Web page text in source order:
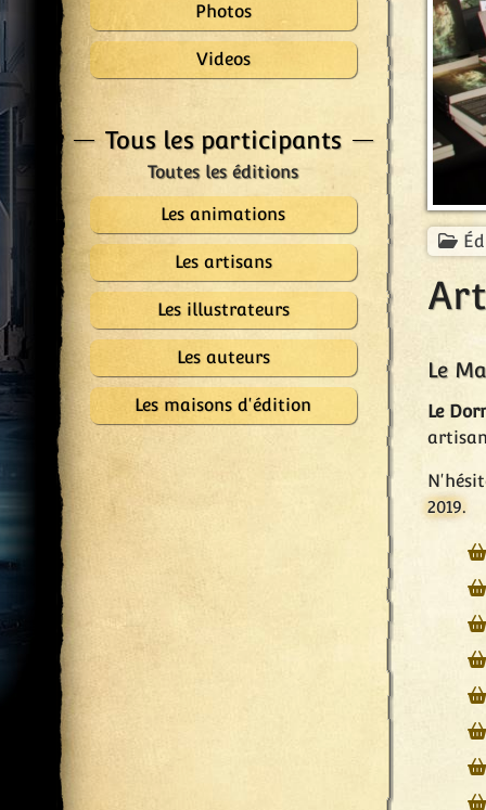
Photos
Videos
Tous les participants
Les animations
Les artisans
Les illustrateurs
Les auteurs
Les maisons d'édition
Le
Le
2019.